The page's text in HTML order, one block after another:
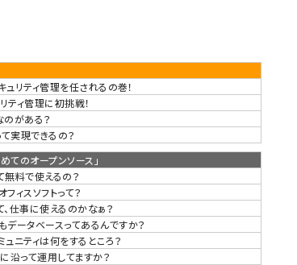
ュリティ管理を任されるの巻！
ティ管理に初挑戦！
のがある？
実現できるの？
てのオープンソース」
無料で使えるの？
ィスソフトって？
、仕事に使えるのかなぁ？
データベースってあるんですか？
ュニティは何をするところ？
沿って運用してますか？